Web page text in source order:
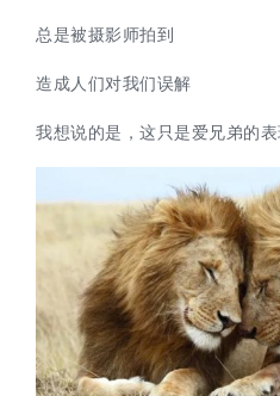
总是被摄影师拍到
造成人们对我们误解
我想说的是，这只是爱兄弟的